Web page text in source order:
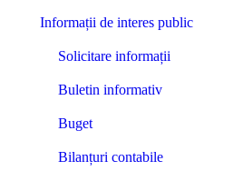
Informații de interes public
Solicitare informații
Buletin informativ
Buget
Bilanțuri contabile